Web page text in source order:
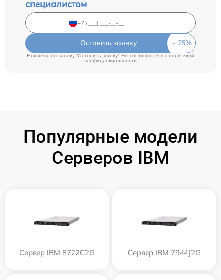
специалистом
Оставить заявку
Нажимая на кнопку "Оставить заявку" Вы соглашаетесь c политикой
конфиденциальности
Популярные модели
Серверов IBM
Сервер IBM 8722C2G Сервер IBM 7944J2G